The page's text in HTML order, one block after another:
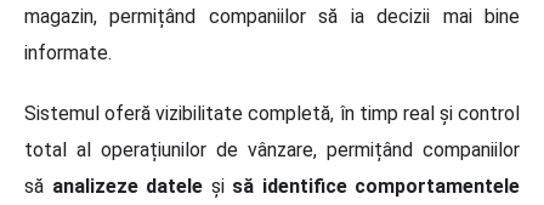
magazin, permițând companiilor să ia decizii mai bine
informate.
Sistemul oferă vizibilitate completă, în timp real și control
total al operațiunilor de vânzare, permițând companiilor
să analizeze datele și să identifice comportamentele